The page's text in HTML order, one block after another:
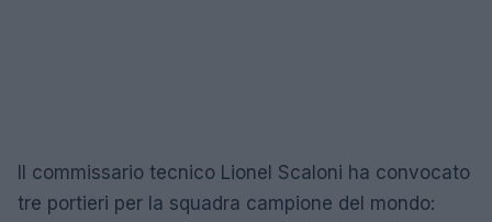
Il commissario tecnico Lionel Scaloni ha convocato
tre portieri per la squadra campione del mondo: